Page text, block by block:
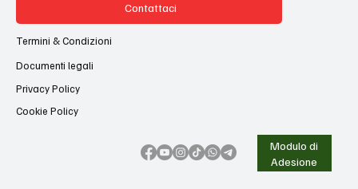
Contattaci
Termini & Condizioni
Documenti legali
Privacy Policy
Cookie Policy
Modulo di
Adesione